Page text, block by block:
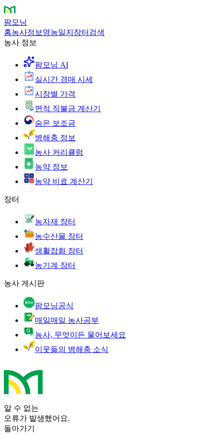
팜모닝
홈농사정보 영농일지 장터 검색
농사 정보
팜모닝 AI
실시간 경매 시세
시장별 가격
면적 직불금 계산기
숨은 보조금
병해충 정보
농사 커리큘럼
농약 정보
농약 비료 계산기
장터
농자재 장터
농수산물 장터
생활잡화 장터
농기계 장터
농사 게시판
팜모닝공식
매일매일 농사공부
농사, 무엇이든 물어보세요
이웃들의 병해충 소식
알 수 없는
오류가 발생했어요.
돌아가기